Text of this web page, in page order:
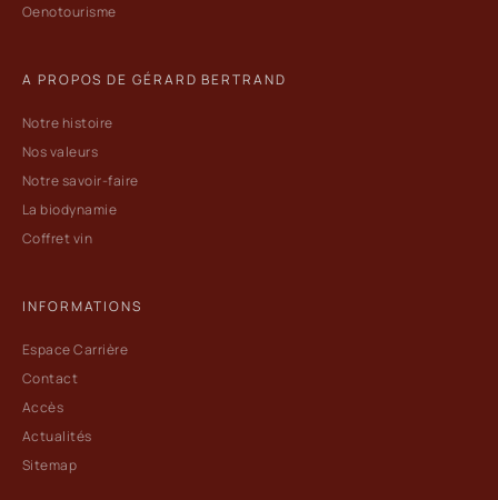
Oenotourisme
A PROPOS DE GÉRARD BERTRAND
Notre histoire
Nos valeurs
Notre savoir-faire
La biodynamie
Coffret vin
INFORMATIONS
Espace Carrière
Contact
Accès
Actualités
Sitemap